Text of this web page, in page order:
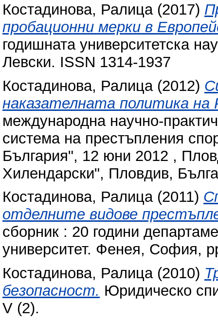
Костадинова, Ралица(2017)
пробационни мерки в
годишната университетска
Левски. ISSN 1314-1937
Костадинова, Ралица(2012)
наказателната политика на
международна научно-
система на престъпления
България", 12 юни 2012 ,
Хилендарски", Пловдив,
Костадинова, Ралица(2011)
отделните видове
сборник : 20 години
университет. Фенея, София,
Костадинова, Ралица(2010)
безопасност. Юридическо
V (2).